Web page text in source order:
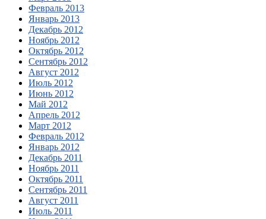
Февраль 2013
Январь 2013
Декабрь 2012
Ноябрь 2012
Октябрь 2012
Сентябрь 2012
Август 2012
Июль 2012
Июнь 2012
Май 2012
Апрель 2012
Март 2012
Февраль 2012
Январь 2012
Декабрь 2011
Ноябрь 2011
Октябрь 2011
Сентябрь 2011
Август 2011
Июль 2011